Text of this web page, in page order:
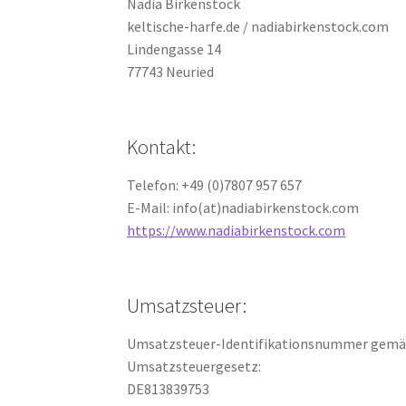
keltische-harfe.de / nadiabirkenstock.com
Lindengasse 14
77743 Neuried
Kontakt:
Telefon: +49 (0)7807 957 657
E-Mail: info(at)nadiabirkenstock.com
https://www.nadiabirkenstock.com
Umsatzsteuer:
Umsatzsteuer-Identifikationsnummer
Umsatzsteuergesetz:
DE813839753